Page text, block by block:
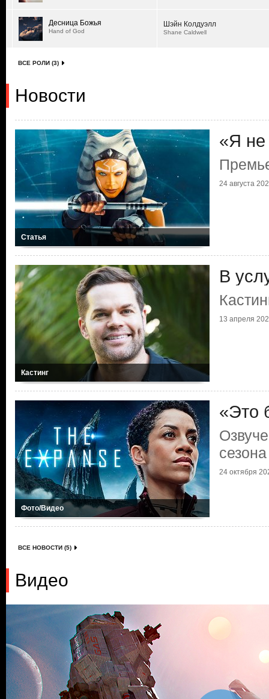
Десница Божья
Hand of God
Шэйн Колдуэлл
Shane Caldwell
ВСЕ РОЛИ (3)
Новости
Статья
«Я
24 августа
Кастинг
В
13 апреля
Фото/Видео
«Это
24 октября
ВСЕ НОВОСТИ (5)
Видео